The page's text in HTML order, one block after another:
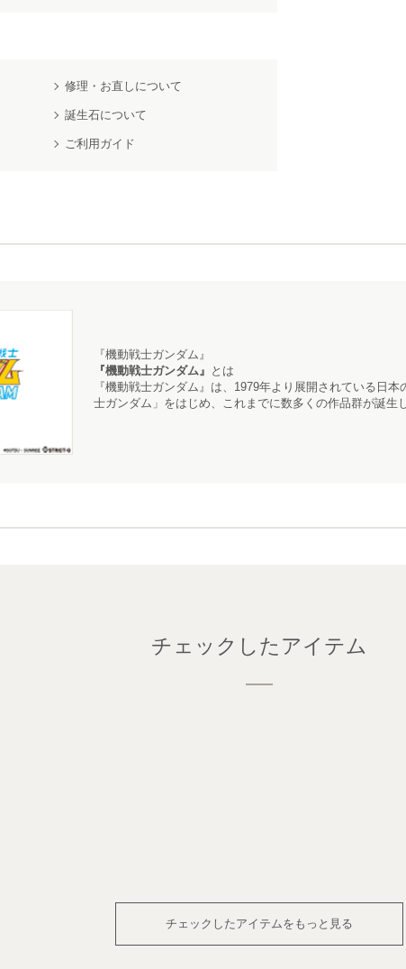
修理・お直しについて
誕生石について
ご利用ガイド
『機動戦士ガンダム』
『機動戦士ガンダム』 とは
『機動戦士ガンダム』 は、1979年より展開されている日
士ガンダム」をはじめ、これまでに数多くの作品群が誕生
チェックしたアイテム
チェックしたアイテムをもっと見る